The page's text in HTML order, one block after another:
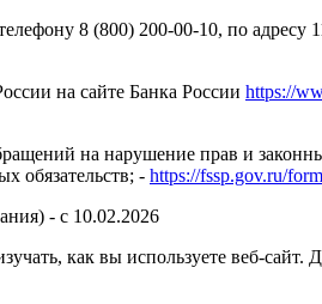
8 (800) 200-00-10, по адресу
на сайте Банка России https://
на нарушение прав и
обязательств; - https://fssp.gov.ru/
- с 10.02.2026
как вы используете веб-сайт.